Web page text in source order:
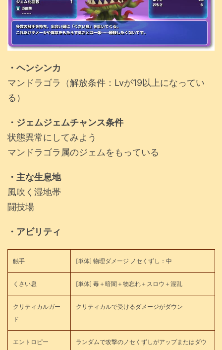
・ヘンシンカ
マンドラゴラ（解放条件：Lvが19以上になってい
る）
・ジェムジェムチャンス条件
状態異常にしてみよう
マンドラゴラ属のジェムをもっている
・主な生息地
風吹く湿地帯
闘技場
・アビリティ
触手 [単体] 物理ダメージ ノセくずし：中
くさい息 [単体] 毒＋暗闇＋物忘れ＋スロウ＋混乱
クリティカルガー
ド
クリティカルで受けるダメージがダウン
エントロピー
ランダムで攻撃のノセくずしがアップまたはダウ